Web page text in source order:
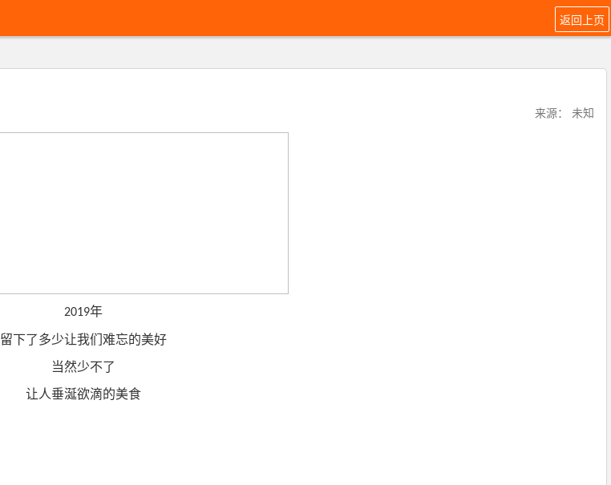
返回上页
来源： 未知
2019年
留下了多少让我们难忘的美好
当然少不了
让人垂涎欲滴的美食